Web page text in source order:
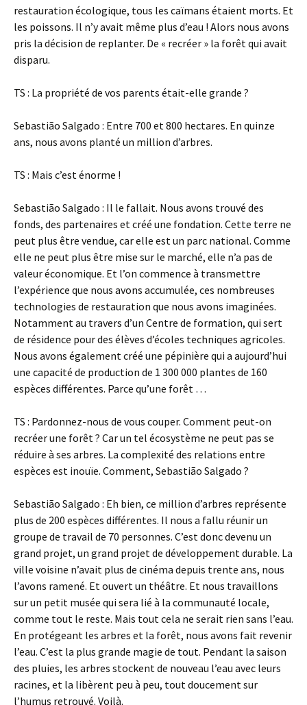
restauration écologique, tous les caïmans étaient morts. Et
les poissons. Il n’y avait même plus d’eau ! Alors nous avons
pris la décision de replanter. De « recréer » la forêt qui avait
disparu.
TS : La propriété de vos parents était-elle grande ?
Sebastião Salgado : Entre 700 et 800 hectares. En quinze
ans, nous avons planté un million d’arbres.
TS : Mais c’est énorme !
Sebastião Salgado : Il le fallait. Nous avons trouvé des
fonds, des partenaires et créé une fondation. Cette terre ne
peut plus être vendue, car elle est un parc national. Comme
elle ne peut plus être mise sur le marché, elle n’a pas de
valeur économique. Et l’on commence à transmettre
l’expérience que nous avons accumulée, ces nombreuses
technologies de restauration que nous avons imaginées.
Notamment au travers d’un Centre de formation, qui sert
de résidence pour des élèves d’écoles techniques agricoles.
Nous avons également créé une pépinière qui a aujourd’hui
une capacité de production de 1 300 000 plantes de 160
espèces différentes. Parce qu’une forêt …
TS : Pardonnez-nous de vous couper. Comment peut-on
recréer une forêt ? Car un tel écosystème ne peut pas se
réduire à ses arbres. La complexité des relations entre
espèces est inouïe. Comment, Sebastião Salgado ?
Sebastião Salgado : Eh bien, ce million d’arbres représente
plus de 200 espèces différentes. Il nous a fallu réunir un
groupe de travail de 70 personnes. C’est donc devenu un
grand projet, un grand projet de développement durable. La
ville voisine n’avait plus de cinéma depuis trente ans, nous
l’avons ramené. Et ouvert un théâtre. Et nous travaillons
sur un petit musée qui sera lié à la communauté locale,
comme tout le reste. Mais tout cela ne serait rien sans l’eau.
En protégeant les arbres et la forêt, nous avons fait revenir
l’eau. C’est la plus grande magie de tout. Pendant la saison
des pluies, les arbres stockent de nouveau l’eau avec leurs
racines, et la libèrent peu à peu, tout doucement sur
l’humus retrouvé. Voilà.